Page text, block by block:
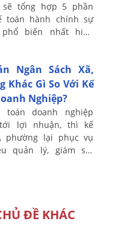
sẽ tổng hợp 5 phần
toán hành chính sự
biến nhất hiện
Khác Gì So Với Kế
Nghiệp?
toán doanh nghiệp
lợi nhuận, thì kế
phường lại phục vụ
quản lý, giám sát
ĐỀ KHÁC